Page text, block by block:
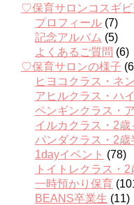
♡保育サロンコスギビ
プロフィール (7)
記念アルバム (5)
よくあるご質問 (6)
♡保育サロンの様子
ヒヨコクラス・ネ
アヒルクラス・ハ
ペンギンクラス・
イルカクラス・2歳
パンダクラス・2歳
1dayイベント (78)
トイトレクラス・
一時預かり保育
BEANS卒業生 (11)